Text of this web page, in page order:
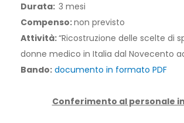
Durata: 3 mesi
Compenso:non previsto
Attività:“Ricostruzione delle scelte di
donne medico in Italia dal Novecento
Bando: documento in formato PDF
Conferimento al personale